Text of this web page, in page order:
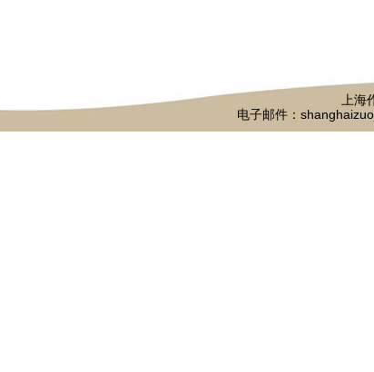
上
电子邮件：